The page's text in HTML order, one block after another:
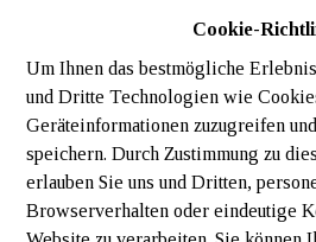
Cookie-
Um Ihnen das bestmögliche
und Dritte Technologien wie
Geräteinformationen zuzugreifen
speichern. Durch Zustimmung zu
erlauben Sie uns und Dritten,
Browserverhalten oder eindeutige